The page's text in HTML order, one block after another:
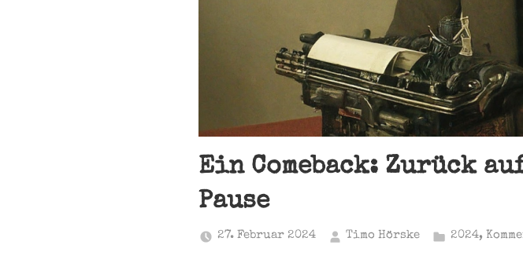
Ein Comeback: Zurück
Pause
27. Februar 2024 Timo Hörske 2024,